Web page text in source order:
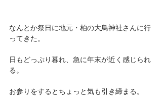
なんとか祭日に地元・柏の大鳥神社さんに行
ってきた。
日もどっぷり暮れ、急に年末が近く感じられ
る。
お参りをするとちょっと気も引き締まる。